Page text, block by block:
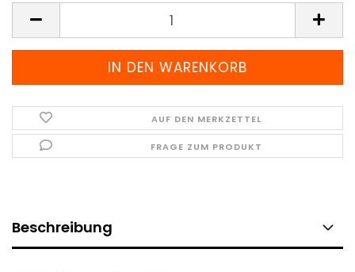
AUF DEN MERKZETTEL
FRAGE ZUM PRODUKT
Beschreibung